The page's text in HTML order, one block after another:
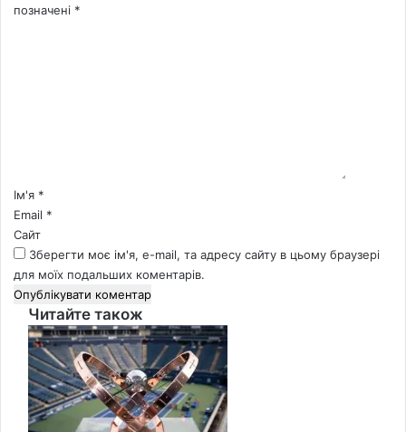
позначені *
*Ім'я *
Email *
Сайт
Зберегти моє ім'я, e-mail, та адресу сайту в цьому браузері
для моїх подальших коментарів.
Читайте також
Close